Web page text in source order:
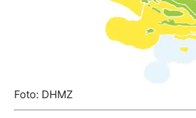
Foto: DHMZ